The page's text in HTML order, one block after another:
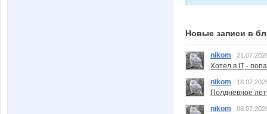
Новые записи в
nikom
Хотел в IT -
nikom
Полдневное
nikom